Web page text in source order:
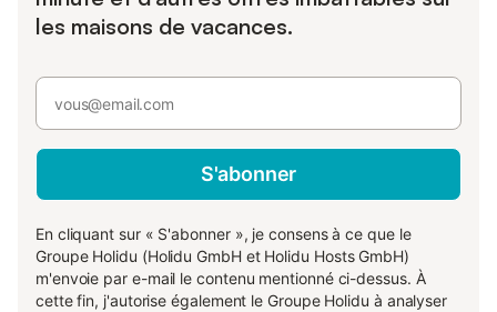
les maisons de vacances.
S'abonner
En cliquant sur « S'abonner », je consens à ce que le
Groupe Holidu (Holidu GmbH et Holidu Hosts GmbH)
m'envoie par e-mail le contenu mentionné ci-dessus. À
cette fin, j'autorise également le Groupe Holidu à analyser